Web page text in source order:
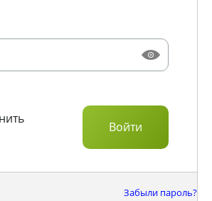
Забыли пароль?